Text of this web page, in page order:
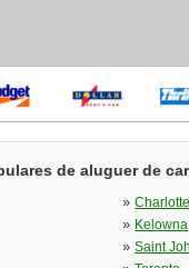
de aluguer de
»
» Kelowna
»Saint